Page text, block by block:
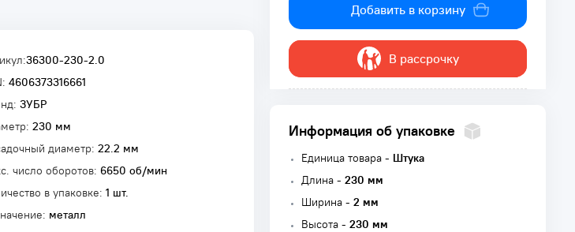
36300-230-2.0
4606373316661
ЗУБР
230 мм
диаметр: 22.2 мм
число оборотов: 6650 об/мин
в упаковке: 1 шт.
металл
Добавить в корзину
В рассрочку
Информация об упаковке
Единица товара - Штука
Длина - 230 мм
Ширина - 2 мм
Высота - 230 мм